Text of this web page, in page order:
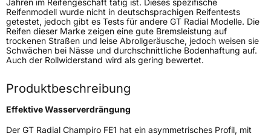
Weitere Eigenschaften
SchlauchtypTL
ZustandNeureifen
VerstärktXL
Jahren im Reifengeschäft tätig ist. Dieses spezifische
Reifenmodell wurde nicht in deutschsprachigen Reifentests
getestet, jedoch gibt es Tests für andere GT Radial Modelle. Die
Reifen dieser Marke zeigen eine gute Bremsleistung auf
trockenen Straßen und leise Abrollgeräusche, jedoch weisen sie
Schwächen bei Nässe und durchschnittliche Bodenhaftung auf.
Auch der Rollwiderstand wird als gering bewertet.
Produktbeschreibung
Effektive Wasserverdrängung
Der GT Radial Champiro FE1 hat ein asymmetrisches Profil, mit